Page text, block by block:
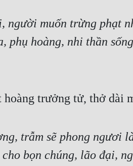
người muốn trừng phạt
hoàng, nhi thần
trưởng tử, thở dài
trẫm sẽ phong ngươi
cho bọn chúng, lão đại,